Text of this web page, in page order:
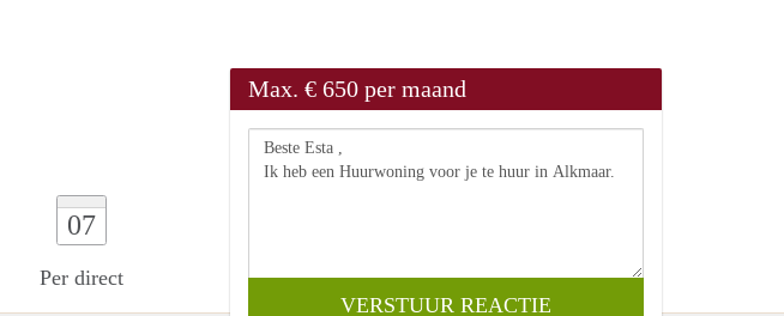
07
Per direct
Max. € 650 per maand